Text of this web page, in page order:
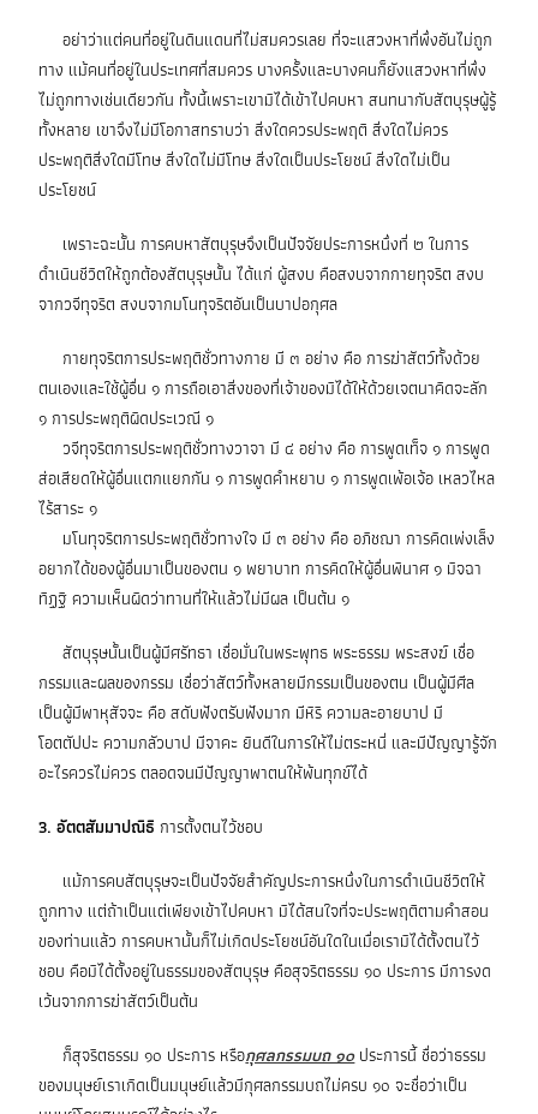
อย่าว่าแต่คนที่อยู่ในดินแดนที่ไม่สมควรเลย ที่จะแสวงหาที่พึ่งอันไม่ถูก
ทาง แม้คนที่อยู่ในประเทศที่สมควร บางครั้งและบางคนก็ยังแสวงหาที่พึ่ง
ไม่ถูกทางเช่นเดียวกัน ทั้งนี้เพราะเขามิได้เข้าไปคบหา สนทนากับสัตบุรุษผู้รู้
ทั้งหลาย เขาจึงไม่มีโอกาสทราบว่า สิ่งใดควรประพฤติ สิ่งใดไม่ควร
ประพฤติสิ่งใดมีโทษ สิ่งใดไม่มีโทษ สิ่งใดเป็นประโยชน์ สิ่งใดไม่เป็น
ประโยชน์
เพราะฉะนั้น การคบหาสัตบุรุษจึงเป็นปัจจัยประการหนึ่งที่ ๒ ในการ
ดำเนินชีวิตให้ถูกต้องสัตบุรุษนั้น ได้แก่ ผู้สงบ คือสงบจากกายทุจริต สงบ
จากวจีทุจริต สงบจากมโนทุจริตอันเป็นบาปอกุศล
กายทุจริตการประพฤติชั่วทางกาย มี ๓ อย่าง คือ การฆ่าสัตว์ทั้งด้วย
ตนเองและใช้ผู้อื่น ๑ การถือเอาสิ่งของที่เจ้าของมิได้ให้ด้วยเจตนาคิดจะลัก
๑ การประพฤติผิดประเวณี ๑
วจีทุจริตการประพฤติชั่วทางวาจา มี ๔ อย่าง คือ การพูดเท็จ ๑ การพูด
ส่อเสียดให้ผู้อื่นแตกแยกกัน ๑ การพูดคำหยาบ ๑ การพูดเพ้อเจ้อ เหลวไหล
ไร้สาระ ๑
มโนทุจริตการประพฤติชั่วทางใจ มี ๓ อย่าง คือ อภิชฌา การคิดเพ่งเล็ง
อยากได้ของผู้อื่นมาเป็นของตน ๑ พยาบาท การคิดให้ผู้อื่นพินาศ ๑ มิจฉา
ทิฏฐิ ความเห็นผิดว่าทานที่ให้แล้วไม่มีผล เป็นต้น ๑
สัตบุรุษนั้นเป็นผู้มีศรัทธา เชื่อมั่นในพระพุทธ พระธรรม พระสงฆ์ เชื่อ
กรรมและผลของกรรม เชื่อว่าสัตว์ทั้งหลายมีกรรมเป็นของตน เป็นผู้มีศีล
เป็นผู้มีพาหุสัจจะ คือ สดับฟังตรับฟังมาก มีหิริ ความละอายบาป มี
โอตตัปปะ ความกลัวบาป มีจาคะ ยินดีในการให้ไม่ตระหนี่ และมีปัญญารู้จัก
อะไรควรไม่ควร ตลอดจนมีปัญญาพาตนให้พ้นทุกข์ได้
3. อัตตสัมมาปณิธิ การตั้งตนไว้ชอบ
แม้การคบสัตบุรุษจะเป็นปัจจัยสำคัญประการหนึ่งในการดำเนินชีวิตให้
ถูกทาง แต่ถ้าเป็นแต่เพียงเข้าไปคบหา มิได้สนใจที่จะประพฤติตามคำสอน
ของท่านแล้ว การคบหานั้นก็ไม่เกิดประโยชน์อันใดในเมื่อเรามิได้ตั้งตนไว้
ชอบ คือมิได้ตั้งอยู่ในธรรมของสัตบุรุษ คือสุจริตธรรม ๑๐ ประการ มีการงด
เว้นจากการฆ่าสัตว์เป็นต้น
ก็สุจริตธรรม ๑๐ ประการ หรือกุศลกรรมบถ ๑๐ประการนี้ ชื่อว่าธรรม
ของมนุษย์เราเกิดเป็นมนุษย์แล้วมีกุศลกรรมบถไม่ครบ ๑๐ จะชื่อว่าเป็น